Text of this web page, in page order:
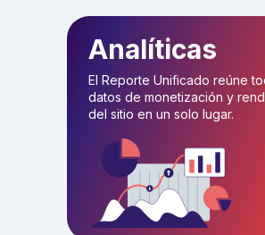
Analíticas
El Reporte Unificado reúne
datos de monetización y
del sitio en un solo lugar.